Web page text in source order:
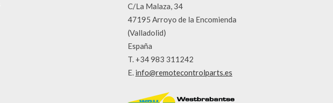
C/La Malaza, 34
47195 Arroyo de la Encomienda
(Valladolid)
España
T. +34 983 311242
E. info@remotecontrolparts.es